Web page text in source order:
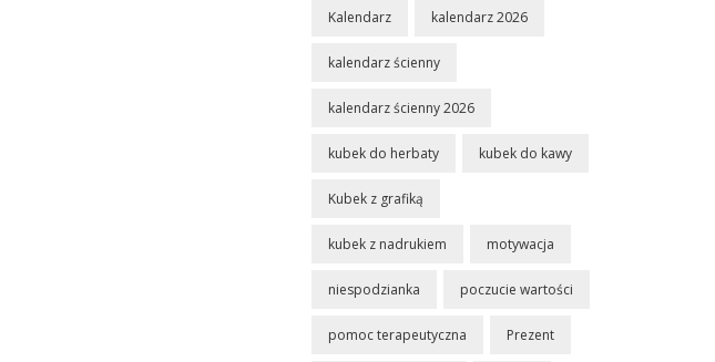
Kalendarz kalendarz 2026
kalendarz ścienny
kalendarz ścienny 2026
kubek do herbaty kubek do kawy
Kubek z grafiką
kubek z nadrukiem motywacja
niespodzianka poczucie wartości
pomoc terapeutyczna Prezent